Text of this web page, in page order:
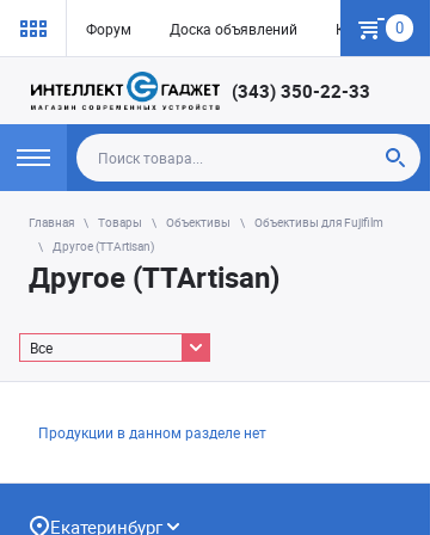
Форум Доска объявлений Как купить
0
(343) 350-22-33
Главная Товары Объективы
Объективы для Fujifilm
Другое (TTArtisan)
Другое (TTArtisan)
Все
Продукции в данном разделе нет
Екатеринбург